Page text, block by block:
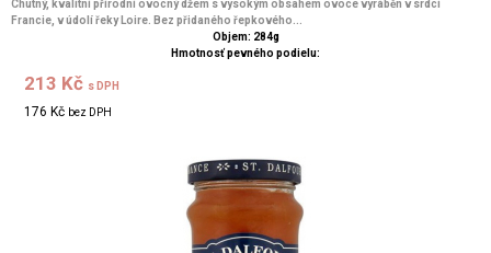
Chutný, kvalitní přírodní ovocný džem s vysokým obsahem ovoce vyráběn v srdci
Francie, v údolí řeky Loire. Bez přidaného řepkového...
Objem: 284g
Hmotnosť pevného podielu:
213 Kč s DPH
176 Kč bez DPH